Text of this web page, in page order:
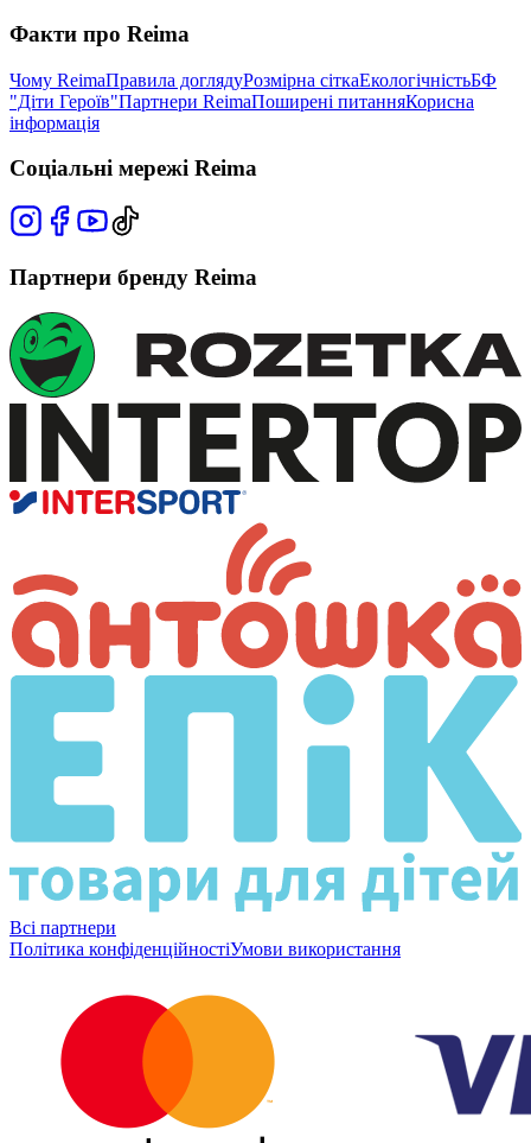
Факти про Reima
Чому ReimaПравила доглядуРозмірна сіткаЕкологічністьБФ
"Діти Героїв"Партнери ReimaПоширені питанняКорисна
інформація
Соціальні мережі Reima
Партнери бренду Reima
Всі партнери
Політика конфіденційностіУмови використання